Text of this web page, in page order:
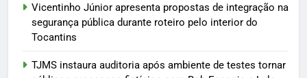
Vicentinho Júnior apresenta propostas de integração na
segurança pública durante roteiro pelo interior do
Tocantins
TJMS instaura auditoria após ambiente de testes tornar